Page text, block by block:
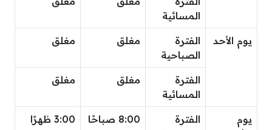
المسائية
يوم الأحد
الفترة
الصباحية
مغلق مغلق
الفترة
المسائية
مغلق مغلق
يوم
الفترة
8:00 صباحًا 3:00 ظهرًا